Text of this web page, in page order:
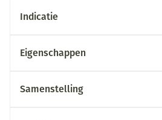
Indicatie
Eigenschappen
Samenstelling